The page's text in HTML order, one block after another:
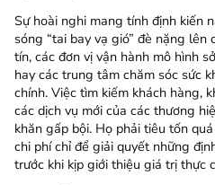
Sự hoài nghi mang tính định kiến
sóng “tai bay vạ gió” đè nặng
tín, các đơn vị vận hành mô hình
hay các trung tâm chăm sóc sức
chính. Việc tìm kiếm khách hàng,
các dịch vụ mới của các thương
khăn gấp bội. Họ phải tiêu tốn
chi phí chỉ để giải quyết những
trước khi kịp giới thiệu giá trị thực